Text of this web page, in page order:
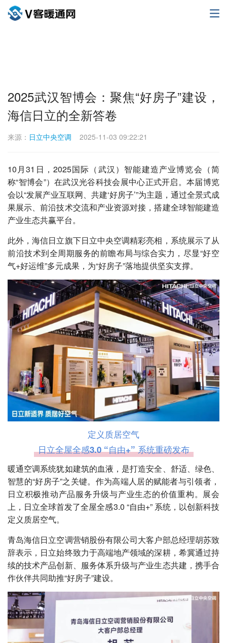
2025武汉智博会：聚焦“好房子”建设，
海信日立的全新答卷
来源： 日立中央空调 2025-11-03 09:22:21
10月31日，2025国际（武汉）智能建造产业博览会（简
称“智博会”）在武汉光谷科技会展中心正式开启。本届博览
会以“发展产业互联网、共建‘好房子’”为主题，通过全景式成
果展示、前沿技术交流和产业资源对接，搭建全球智能建造
产业生态共赢平台。
此外，海信日立旗下日立中央空调精彩亮相，系统展示了从
前沿技术到全周期服务的前瞻布局与综合实力，尽显“好空
气+好运维”多元成果，为“好房子”落地提供坚实支撑。
定义质居空气
日立全屋全感3.0 “自由+” 系统重磅发布
暖通空调系统犹如建筑的血液，是打造安全、舒适、绿色、
智慧的“好房子”之关键。作为高端人居的赋能者与引领者，
日立积极推动产品服务升级与产业生态的价值重构。展会
上，日立全球首发了全屋全感3.0 “自由+” 系统，以创新科技
定义质居空气。
青岛海信日立空调营销股份有限公司大客户部总经理胡苏致
辞表示，日立始终致力于高端地产领域的深耕，希冀通过持
续的技术产品创新、服务体系升级与产业生态共建，携手合
作伙伴共同助推“好房子”建设。